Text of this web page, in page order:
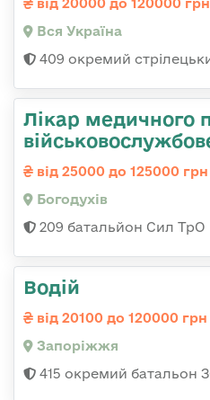
Вся Україна
409 окремий
Лікар медичного
від 25000 до 125000 грн
Богодухів
209 батальйон Сил ТрО
Водій
від 20100 до 120000 грн
Запоріжжя
415 окремий батальон